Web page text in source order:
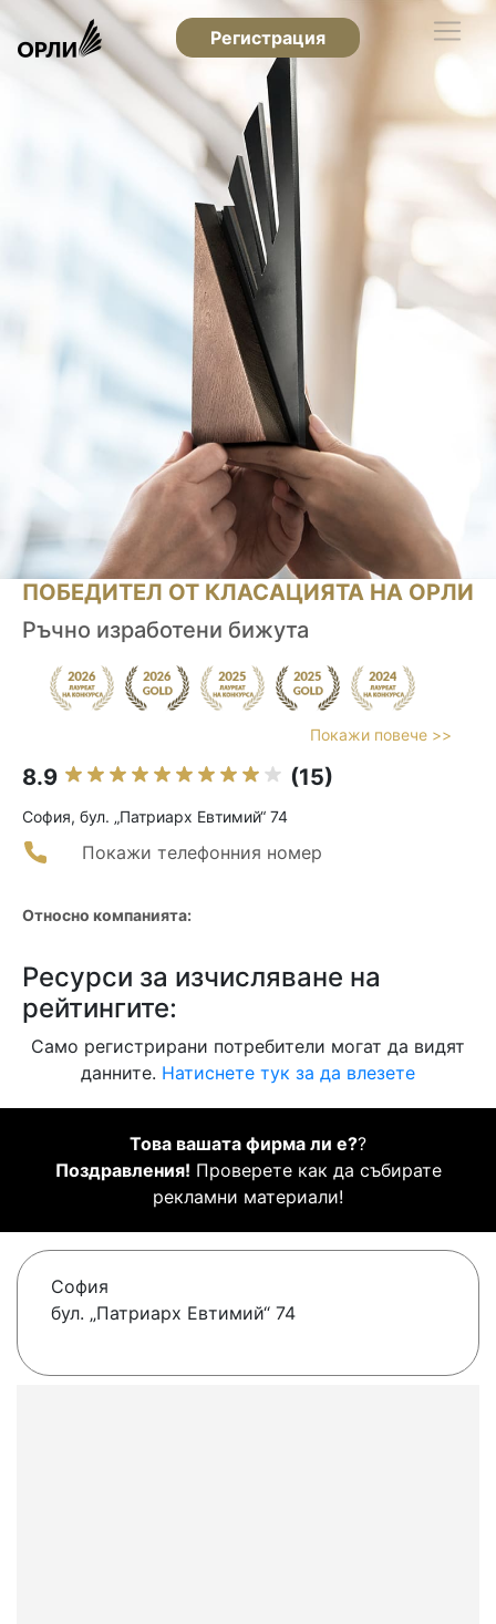
Регистрация
ПОБЕДИТЕЛ ОТ КЛАСАЦИЯТА НА ОРЛИ
Ръчно изработени бижута
Покажи повече >>
8.9 (15)
София, бул. „Патриарх Евтимий“ 74
Покажи телефонния номер
Относно компанията:
Ресурси за изчисляване на
рейтингите:
Само регистрирани потребители могат да видят
данните. Натиснете тук за да влезете
Това вашата фирма ли е??
Поздравления! Проверете как да събирате
рекламни материали!
София
бул. „Патриарх Евтимий“ 74